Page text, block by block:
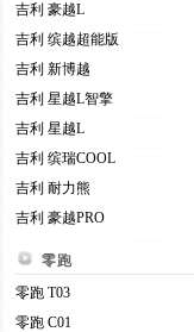
吉利 豪越L
吉利 缤越超能版
吉利 新博越
吉利 星越L智擎
吉利 星越L
吉利 缤瑞COOL
吉利 耐力熊
吉利 豪越PRO
零跑
零跑 T03
零跑 C01